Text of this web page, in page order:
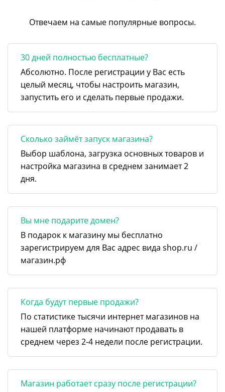
Отвечаем на самые популярные вопросы.
30 дней полностью бесплатные?
Абсолютно. После регистрации у Вас есть
целый месяц, чтобы настроить магазин,
запустить его и сделать первые продажи.
Сколько займёт запуск магазина?
Выбор шаблона, загрузка основных товаров и
настройка магазина в среднем занимает 2
дня.
Вы мне подарите домен?
В подарок к магазину мы бесплатно
зарегистрируем для Вас адрес вида shop.ru /
магазин.рф
Когда будут первые продажи?
По статистике тысячи интернет магазинов на
нашей платформе начинают продавать в
среднем через 2-4 недели после регистрации.
Магазин работает сразу после регистрации?